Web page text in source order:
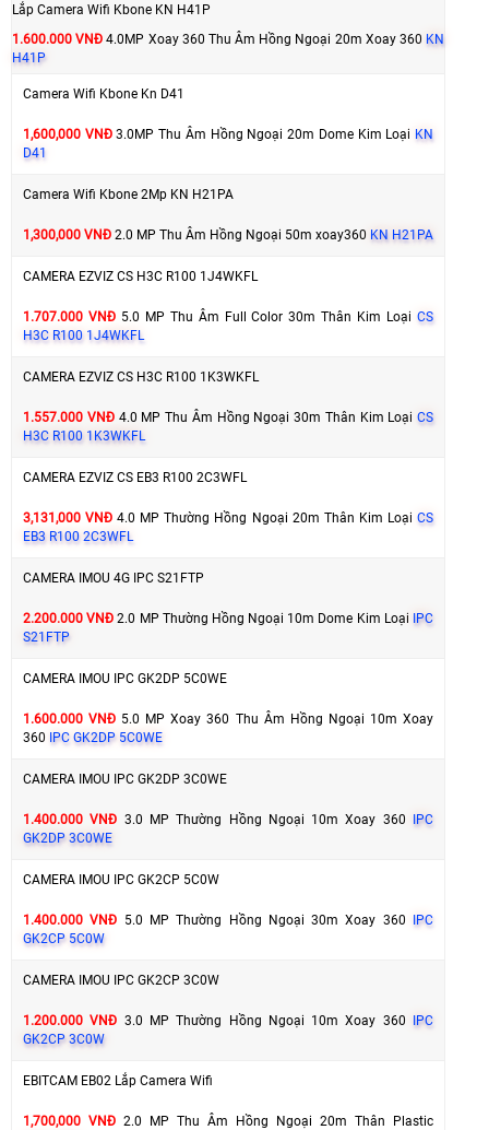
Lắp Camera Wifi Kbone KN H41P
1.600.000 VNĐ 4.0MP Xoay 360 Thu Âm Hồng Ngoại 20m Xoay 360 KN
H41P
Camera Wifi Kbone Kn D41
1,600,000 VNĐ3.0MP Thu Âm Hồng Ngoại 20m Dome Kim Loại KN
D41
Camera Wifi Kbone 2Mp KN H21PA
1,300,000 VNĐ 2.0 MP Thu Âm Hồng Ngoại 50m xoay360 KN H21PA
CAMERA EZVIZ CS H3C R100 1J4WKFL
1.707.000 VNĐ5.0 MP Thu Âm Full Color 30m Thân Kim LoạiCS
H3C R100 1J4WKFL
CAMERA EZVIZ CS H3C R100 1K3WKFL
1.557.000 VNĐ4.0 MP Thu Âm Hồng Ngoại 30m Thân Kim Loại CS
H3C R100 1K3WKFL
CAMERA EZVIZ CS EB3 R100 2C3WFL
3,131,000 VNĐ 4.0 MP Thường Hồng Ngoại 20m Thân Kim LoạiCS
EB3 R100 2C3WFL
CAMERA IMOU 4G IPC S21FTP
2.200.000 VNĐ 2.0 MP Thường Hồng Ngoại 10m Dome Kim Loại IPC
S21FTP
CAMERA IMOU IPC GK2DP 5C0WE
1.600.000 VNĐ 5.0 MP Xoay 360 Thu Âm Hồng Ngoại 10m Xoay
360 IPC GK2DP 5C0WE
CAMERA IMOU IPC GK2DP 3C0WE
1.400.000 VNĐ 3.0 MP Thường Hồng Ngoại 10m Xoay 360
IPC
GK2DP 3C0WE
CAMERA IMOU IPC GK2CP 5C0W
1.400.000 VNĐ 5.0 MP Thường Hồng Ngoại 30m Xoay 360
IPC
GK2CP 5C0W
CAMERA IMOU IPC GK2CP 3C0W
1.200.000 VNĐ 3.0 MP Thường Hồng Ngoại 10m Xoay 360
IPC
GK2CP 3C0W
EBITCAM EB02 Lắp Camera Wifi
1,700,000 VNĐ 2.0 MP Thu Âm Hồng Ngoại 20m Thân Plastic